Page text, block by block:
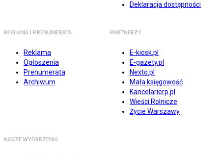
Deklaracja dostępności
REKLAMA I PRENUMERATA
Reklama
Ogłoszenia
Prenumerata
Archiwum
PARTNERZY
E-kiosk.pl
E-gazety.pl
Nexto.pl
Mała księgowość
Kancelarierp.pl
Wieści Rolnicze
Życie Warszawy
NASZE WYDARZENIA